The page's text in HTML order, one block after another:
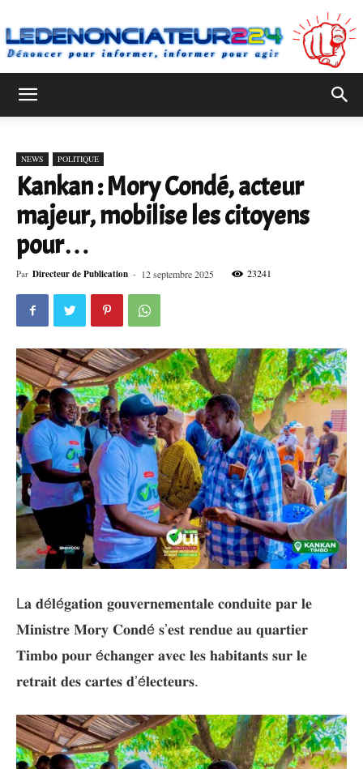
NEWS POLITIQUE
Kankan : Mory Condé, acteur
majeur, mobilise les citoyens
pour…
Par Directeur de Publication - 12 septembre 2025 23241
L𝐚 𝐝é𝐥é𝐠𝐚𝐭𝐢𝐨𝐧 𝐠𝐨𝐮𝐯𝐞𝐫𝐧𝐞𝐦𝐞𝐧𝐭𝐚𝐥𝐞 𝐜𝐨𝐧𝐝𝐮𝐢𝐭𝐞 𝐩𝐚𝐫 𝐥𝐞
𝐌𝐢𝐧𝐢𝐬𝐭𝐫𝐞 𝐌𝐨𝐫𝐲 𝐂𝐨𝐧𝐝é 𝐬’𝐞𝐬𝐭 𝐫𝐞𝐧𝐝𝐮𝐞 𝐚𝐮 𝐪𝐮𝐚𝐫𝐭𝐢𝐞𝐫
𝐓𝐢𝐦𝐛𝐨 𝐩𝐨𝐮𝐫 é𝐜𝐡𝐚𝐧𝐠𝐞𝐫 𝐚𝐯𝐞𝐜 𝐥𝐞𝐬 𝐡𝐚𝐛𝐢𝐭𝐚𝐧𝐭𝐬 𝐬𝐮𝐫 𝐥𝐞
𝐫𝐞𝐭𝐫𝐚𝐢𝐭 𝐝𝐞𝐬 𝐜𝐚𝐫𝐭𝐞𝐬 𝐝’é𝐥𝐞𝐜𝐭𝐞𝐮𝐫𝐬.